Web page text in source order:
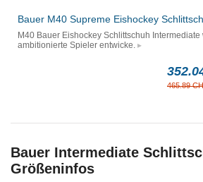
Bauer M40 Supreme Eishockey
M40 Bauer Eishockey Schlittschuh
ambitionierte Spieler entwicke.
465.89
Bauer Intermediate
Größeninfos